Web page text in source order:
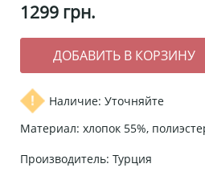
1299 грн.
Наличие: Уточняйте
Материал: хлопок 55%,
Производитель: Турция